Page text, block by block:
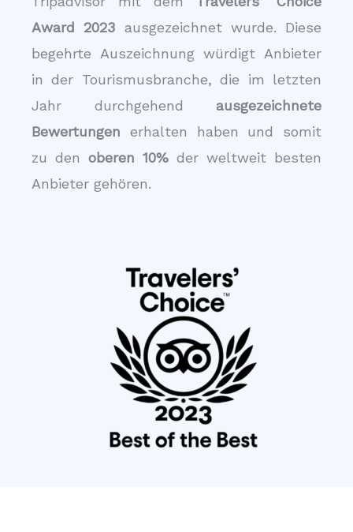
Award 2023 ausgezeichnet wurde. Diese
begehrte Auszeichnung würdigt Anbieter
in der Tourismusbranche, die im letzten
Jahr durchgehend ausgezeichnete
Bewertungen erhalten haben und somit
zu den oberen 10% der weltweit besten
Anbieter gehören.